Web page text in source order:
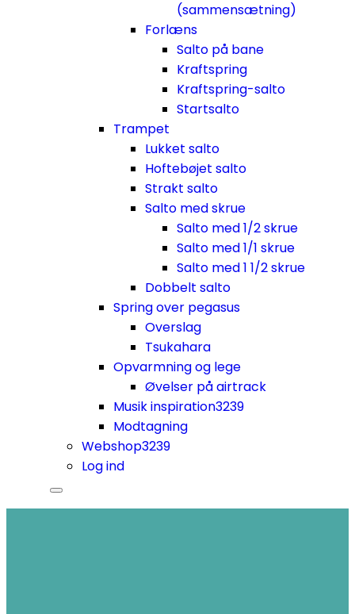
(sammensætning)
Forlæns
Salto på bane
Kraftspring
Kraftspring-salto
Startsalto
Trampet
Lukket salto
Hoftebøjet salto
Strakt salto
Salto med skrue
Salto med 1/2 skrue
Salto med 1/1 skrue
Salto med 1 1/2 skrue
Dobbelt salto
Spring over pegasus
Overslag
Tsukahara
Opvarmning og lege
Øvelser på airtrack
Musik inspiration3239
Modtagning
Webshop3239
Log ind